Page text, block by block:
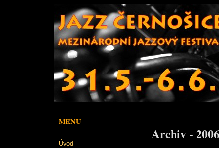
MENU
Úvod
Archiv - 2006